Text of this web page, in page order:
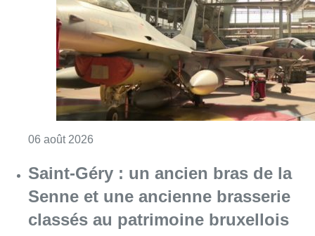
06 août 2026
Saint-Géry : un ancien bras de la
Senne et une ancienne brasserie
classés au patrimoine bruxellois